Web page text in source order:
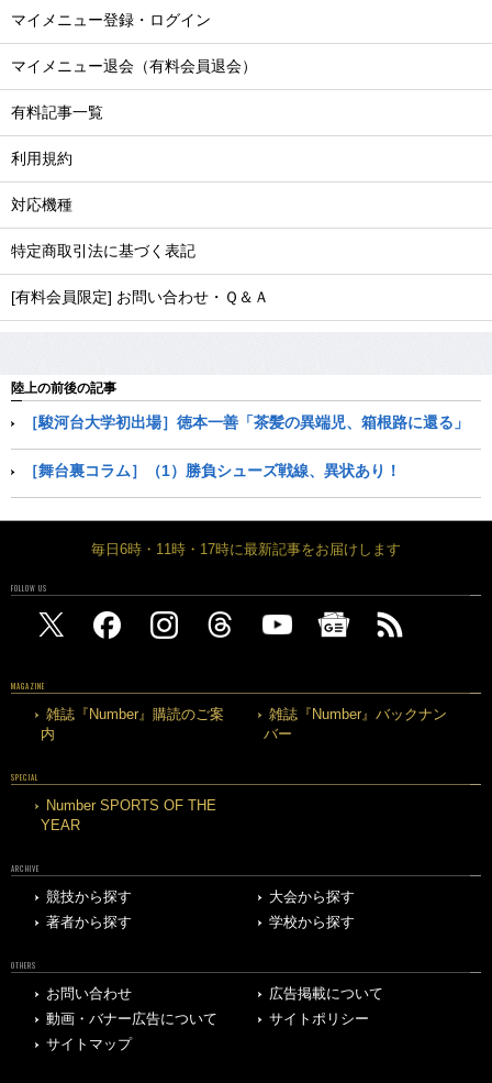
マイメニュー登録・ログイン
マイメニュー退会（有料会員退会）
有料記事一覧
利用規約
対応機種
特定商取引法に基づく表記
[有料会員限定] お問い合わせ・Ｑ＆Ａ
陸上の前後の記事
［駿河台大学初出場］徳本一善「茶髪の異端児、箱根路に還る」
［舞台裏コラム］（1）勝負シューズ戦線、異状あり！
毎日6時・11時・17時に最新記事をお届けします
FOLLOW US
MAGAZINE
雑誌『Number』購読のご案
内
雑誌『Number』バックナン
バー
SPECIAL
Number SPORTS OF THE
YEAR
ARCHIVE
競技から探す
大会から探す
著者から探す
学校から探す
OTHERS
お問い合わせ
広告掲載について
動画・バナー広告について
サイトポリシー
サイトマップ